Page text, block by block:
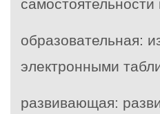
образовательная:
электронными
развивающая: